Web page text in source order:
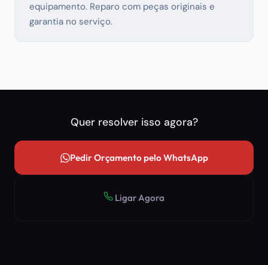
equipamento. Reparo com peças originais e
garantia no serviço.
Quer resolver isso agora?
Pedir Orçamento pelo WhatsApp
Ligar Agora